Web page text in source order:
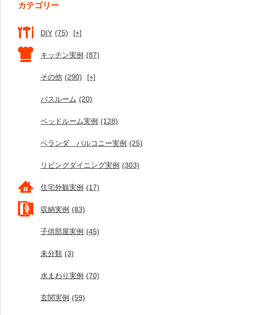
カテゴリー
DIY (75) [+]
キッチン実例 (87)
その他 (290) [+]
バスルーム (20)
ベッドルーム実例 (128)
ベランダ バルコニー実例 (25)
リビングダイニング実例 (303)
住宅外観実例 (17)
収納実例 (83)
子供部屋実例 (45)
未分類 (3)
水まわり実例 (70)
玄関実例 (59)